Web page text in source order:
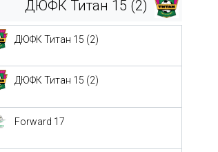
ДЮФК Титан 15 (2)
ДЮФК Титан 15 (2)
ДЮФК Титан 15 (2)
Forward 17